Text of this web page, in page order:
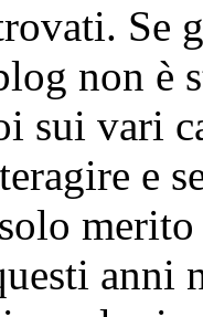
Se
non è
sui vari
e
anni